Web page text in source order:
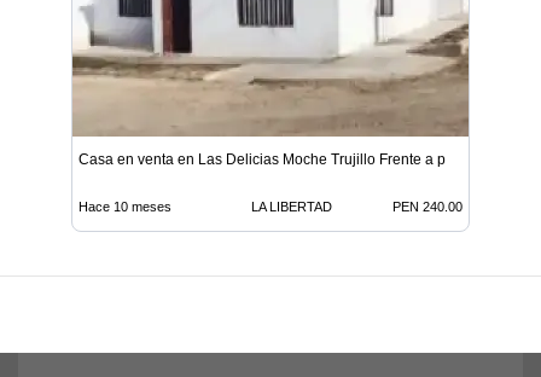
Casa en venta en Las Delicias Moche Trujillo Frente a p
Hace 10 meses LA LIBERTAD PEN 240.00